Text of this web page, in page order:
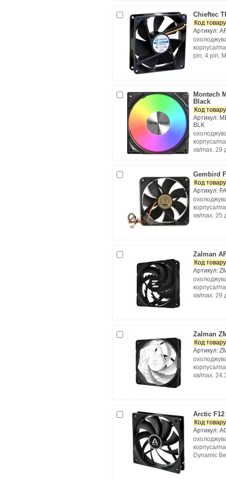
Chieftec
Код
Артикул:
корпуса/
pin, 4 pin,
Montech
Black
Код
Артикул:
BLK
корпуса/
хв/max. 29
Gembird
Код
Артикул:
корпуса/
хв/max. 25
Zalman
Код
Артикул:
корпуса/
хв/max. 29
Zalman
Код
Артикул:
корпуса/
хв/max.
Arctic F12
Код
Артикул:
корпуса/
Dynamic